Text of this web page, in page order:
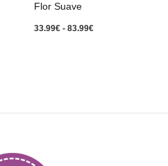
Flor Suave
33.99€ - 83.99€